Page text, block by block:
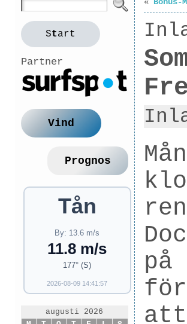
Start
Partner
Vind
Prognos
Tån
By: 13.6 m/s
11.8 m/s
177° (S)
2026-08-09 14:41:57
augusti 2026
på